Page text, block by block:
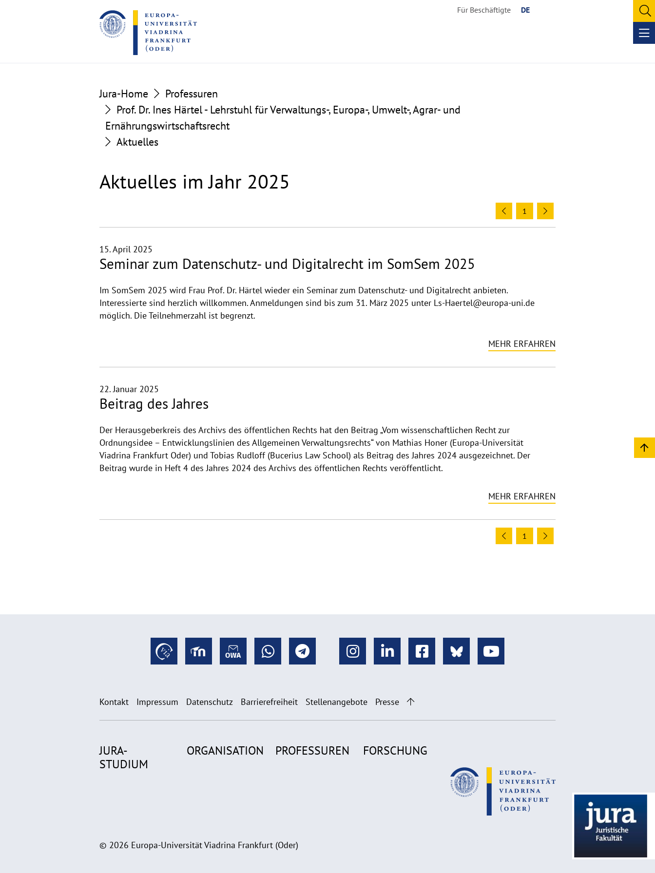
to
the
content
to
the
footer
Für Beschäftigte DE
Jura-Home
Professuren
Prof. Dr. Ines Härtel - Lehrstuhl für Verwaltungs-, Europa-, Umwelt-, Agrar- und
Ernährungswirtschaftsrecht
Aktuelles
Aktuelles im Jahr 2025
Previous
1
15. April 2025
Seminar zum Datenschutz- und Digitalrecht im SomSem 2025
Im SomSem 2025 wird Frau Prof. Dr. Härtel wieder ein Seminar zum Datenschutz- und Digitalrecht anbieten.
Interessierte sind herzlich willkommen. Anmeldungen sind bis zum 31. März 2025 unter Ls-Haertel@europa-uni.de
möglich. Die Teilnehmerzahl ist begrenzt.
MEHR ERFAHREN
22. Januar 2025
Beitrag des Jahres
Der Herausgeberkreis des Archivs des öffentlichen Rechts hat den Beitrag „Vom wissenschaftlichen Recht zur
Ordnungsidee – Entwicklungslinien des Allgemeinen Verwaltungsrechts“ von Mathias Honer (Europa-Universität
Viadrina Frankfurt Oder) und Tobias Rudloff (Bucerius Law School) als Beitrag des Jahres 2024 ausgezeichnet. Der
Beitrag wurde in Heft 4 des Jahres 2024 des Archivs des öffentlichen Rechts veröffentlicht.
MEHR ERFAHREN
Previous
1
Kontakt Impressum Datenschutz Barrierefreiheit Stellenangebote Presse
JURA-
STUDIUM
ORGANISATION PROFESSUREN FORSCHUNG
© 2026 Europa-Universität Viadrina Frankfurt (Oder)